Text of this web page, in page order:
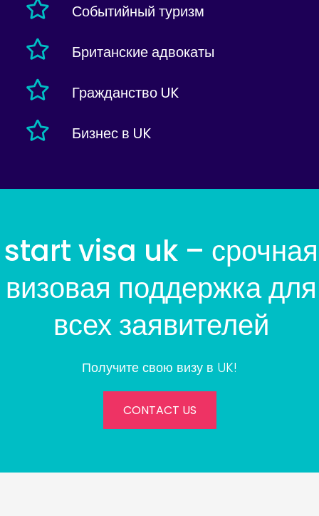
Событийный туризм
Британские адвокаты
Гражданство UK
Бизнес в UK
start visa uk – срочная
визовая поддержка для
всех заявителей
Получите свою визу в UK!
CONTACT US